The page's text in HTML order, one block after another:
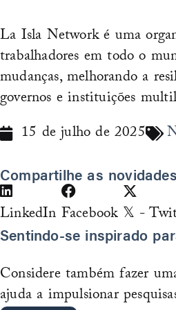
La Isla Network é uma
trabalhadores em todo o
mudanças, melhorando a
governos e instituições
15 de julho de 2025
Compartilhe as
LinkedIn Facebook 𝕏 -
Sentindo-se inspirado
Considere também fazer
ajuda a impulsionar